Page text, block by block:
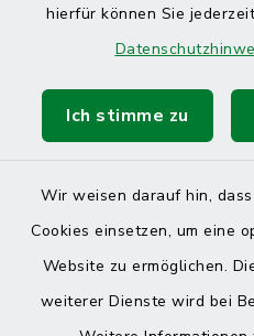
hierfür können Sie
Ich stimme zu
Wir weisen darauf hin,
Cookies einsetzen, um eine
Website zu ermöglichen.
weiterer Dienste wird bei